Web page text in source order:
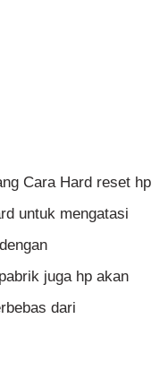
Cara Hard reset hp
untuk mengatasi
juga hp akan
dari